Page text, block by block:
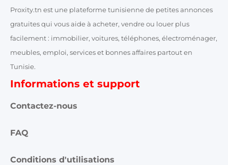
Proxity.tn est une plateforme tunisienne de petites annonces
gratuites qui vous aide à acheter, vendre ou louer plus
facilement : immobilier, voitures, téléphones, électroménager,
meubles, emploi, services et bonnes affaires partout en
Tunisie.
Informations et support
Contactez-nous
FAQ
Conditions d'utilisations